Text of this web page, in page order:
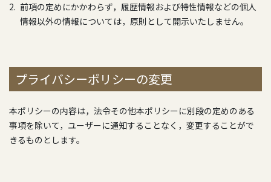
前項の定めにかかわらず，履歴情報および特性情報などの個人
情報以外の情報については，原則として開示いたしません。
プライバシーポリシーの変更
本ポリシーの内容は，法令その他本ポリシーに別段の定めのある
事項を除いて，ユーザーに通知することなく，変更することがで
きるものとします。